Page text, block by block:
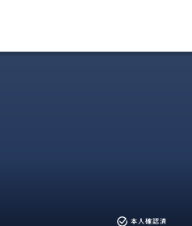
本人確認済